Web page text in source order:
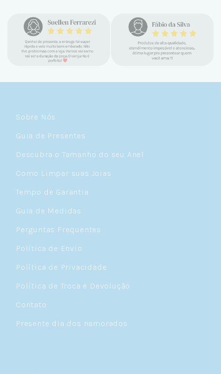
jóias prata 925,
Virei cliente fiel
são lindas, tem
super justo. Fora
cuidado e capricho
bem embalado, com
a entrega é rápida.
primeiro pedido
e continuam lindas.
Sobre Nós
Guia de Presentes
Descubra o Tamanho do seu Anel
Como Limpar suas Joias
Tempo de Garantia
Guia de Medidas
Perguntas Frequentes
Política de Envio
Política de Privacidade
Política de Troca e Devolução
Contato
Presente dia dos namorados